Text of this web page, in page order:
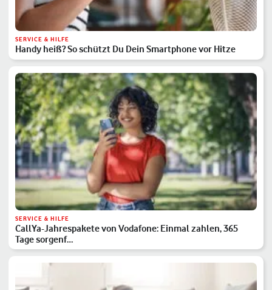
SERVICE & HILFE
Handy heiß? So schützt Du Dein Smartphone vor Hitze
SERVICE & HILFE
CallYa-Jahrespakete von Vodafone: Einmal zahlen, 365
Tage sorgenf…